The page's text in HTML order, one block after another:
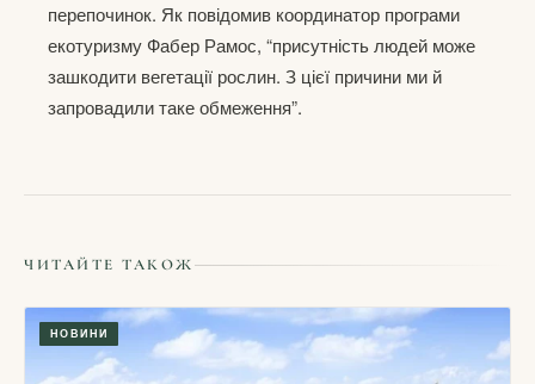
перепочинок. Як повідомив координатор програми
екотуризму Фабер Рамос, “присутність людей може
зашкодити вегетації рослин. З цієї причини ми й
запровадили таке обмеження”.
ЧИТАЙТЕ ТАКОЖ
НОВИНИ